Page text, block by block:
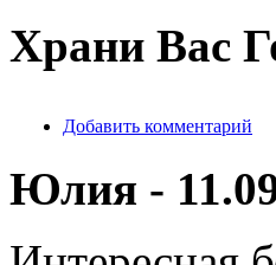
Храни Вас
Добавить комментарий
Юлия -